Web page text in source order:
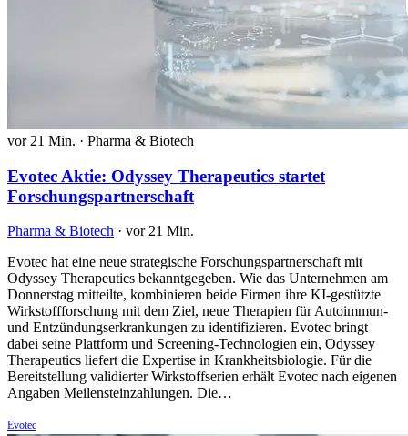
vor 21 Min. · Pharma & Biotech
Evotec Aktie: Odyssey Therapeutics startet
Forschungspartnerschaft
Pharma & Biotech · vor 21 Min.
Evotec hat eine neue strategische Forschungspartnerschaft mit
Odyssey Therapeutics bekanntgegeben. Wie das Unternehmen am
Donnerstag mitteilte, kombinieren beide Firmen ihre KI-gestützte
Wirkstoffforschung mit dem Ziel, neue Therapien für Autoimmun-
und Entzündungserkrankungen zu identifizieren. Evotec bringt
dabei seine Plattform und Screening-Technologien ein, Odyssey
Therapeutics liefert die Expertise in Krankheitsbiologie. Für die
Bereitstellung validierter Wirkstoffserien erhält Evotec nach eigenen
Angaben Meilensteinzahlungen. Die…
Evotec